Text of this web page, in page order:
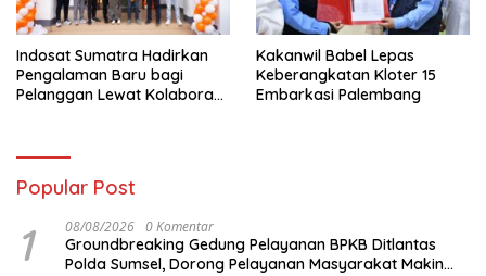
Indosat Sumatra Hadirkan
Pengalaman Baru bagi
Pelanggan Lewat Kolaborasi
Kakanwil Babel Lepas
Keberangkatan Kloter 15
Embarkasi Palembang
Popular Post
1 08/08/2026 0 Komentar
Groundbreaking Gedung Pelayanan BPKB Ditlantas
Polda Sumsel, Dorong Pelayanan Masyarakat Makin